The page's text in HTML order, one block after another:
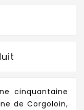
cinquantaine
de Corgoloin,